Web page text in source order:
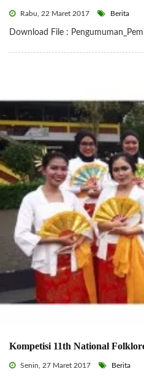
Rabu, 22 Maret 2017 Berita
Download File :
Kompetisi 11th National
Senin, 27 Maret 2017 Berita